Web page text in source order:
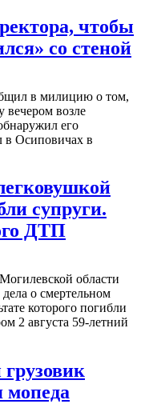
чтобы
со стеной
в милицию о том,
вечером возле
его
Осиповичах в
супруги.
ДТП
области
о смертельном
которого погибли
2 августа 59-летний
мопеда